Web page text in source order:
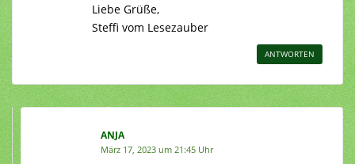
Liebe Grüße,
Steffi vom Lesezauber
ANTWORTEN
ANJA
März 17, 2023 um 21:45 Uhr